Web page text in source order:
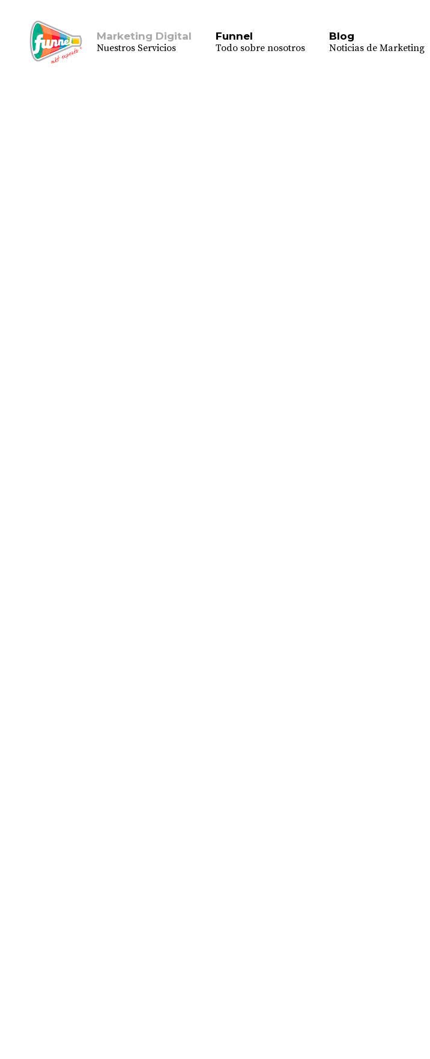
Marketing Digital
Nuestros Servicios
Funnel
Todo sobre nosotros
Blog
Noticias de Marketing